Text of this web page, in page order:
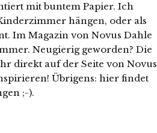
mit buntem Papier. Ich
hängen, oder als
Im Magazin von Novus Dahle
Neugierig geworden? Die
direkt auf der Seite von Novus
Übrigens: hier findet
;-).